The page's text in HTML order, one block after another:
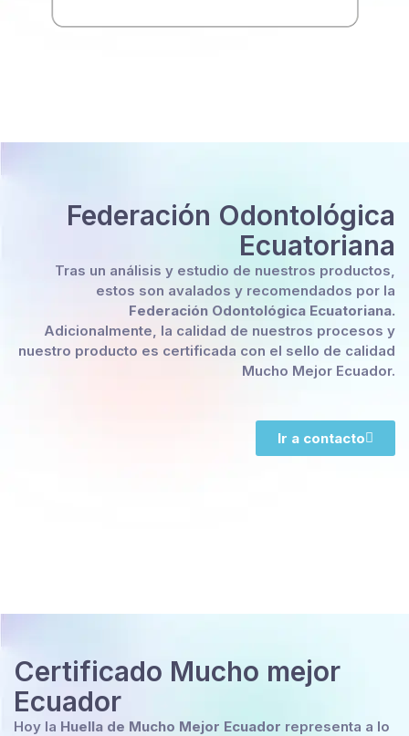
Federación Odontológica
Ecuatoriana
Tras un análisis y estudio de nuestros productos,
estos son avalados y recomendados por la
Federación Odontológica Ecuatoriana.
Adicionalmente, la calidad de nuestros procesos y
nuestro producto es certificada con el sello de calidad
Mucho Mejor Ecuador.
Ir a contacto
Certificado Mucho mejor
Ecuador
Hoy la Huella de Mucho Mejor Ecuador representa a lo